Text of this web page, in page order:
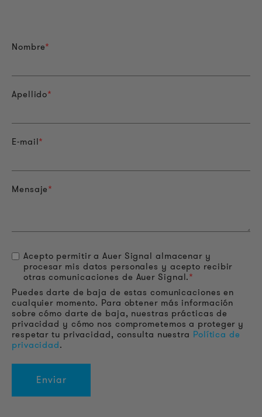
Nombre*
Apellido*
E-mail*
Mensaje*
Acepto permitir a Auer Signal almacenar y
procesar mis datos personales y acepto recibir
otras comunicaciones de Auer Signal.*
Puedes darte de baja de estas comunicaciones en
cualquier momento. Para obtener más información
sobre cómo darte de baja, nuestras prácticas de
privacidad y cómo nos comprometemos a proteger y
respetar tu privacidad, consulta nuestra Política de
privacidad.